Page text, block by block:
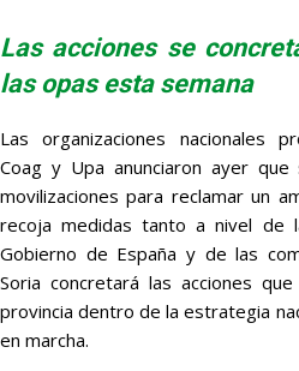
Las acciones se
las opas esta semana
Las organizaciones nacionales
Coag y Upa anunciaron ayer
movilizaciones para reclamar un
recoja medidas tanto a nivel de
Gobierno de España y de las
Soria concretará las acciones
provincia dentro de la estrategia
en marcha.